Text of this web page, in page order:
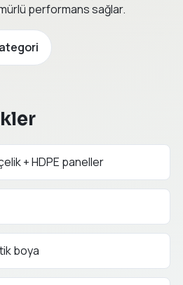
performans sağlar.
+ HDPE paneller
boya